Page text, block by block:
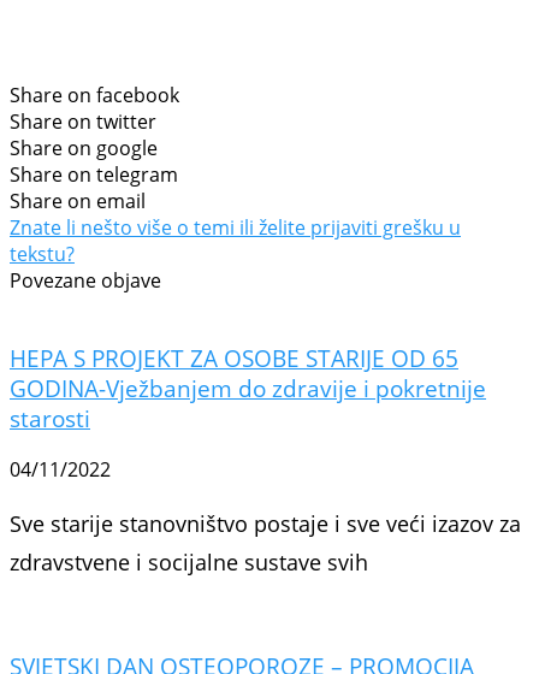
Share on facebook
Share on twitter
Share on google
Share on telegram
Share on email
Znate li nešto više o temi ili želite prijaviti grešku u
tekstu?
Povezane objave
HEPA S PROJEKT ZA OSOBE STARIJE OD 65
GODINA-Vježbanjem do zdravije i pokretnije
starosti
04/11/2022
Sve starije stanovništvo postaje i sve veći izazov za
zdravstvene i socijalne sustave svih
SVJETSKI DAN OSTEOPOROZE – PROMOCIJA